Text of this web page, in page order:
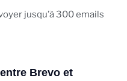
jusqu’à 300 emails
Brevo et